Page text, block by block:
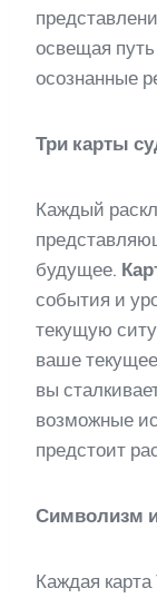
освещая
осознанные
Три карты
Каждый
будущее.
события и
текущую
ваше
вы
возможные
предстоит
Символизм
Каждая